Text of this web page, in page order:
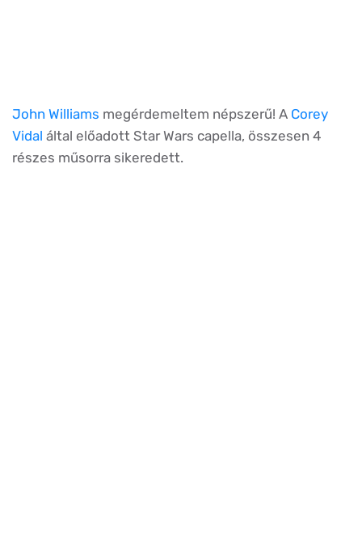
John Williams megérdemeltem népszerű! A Corey
Vidal által előadott Star Wars capella, összesen 4
részes műsorra sikeredett.